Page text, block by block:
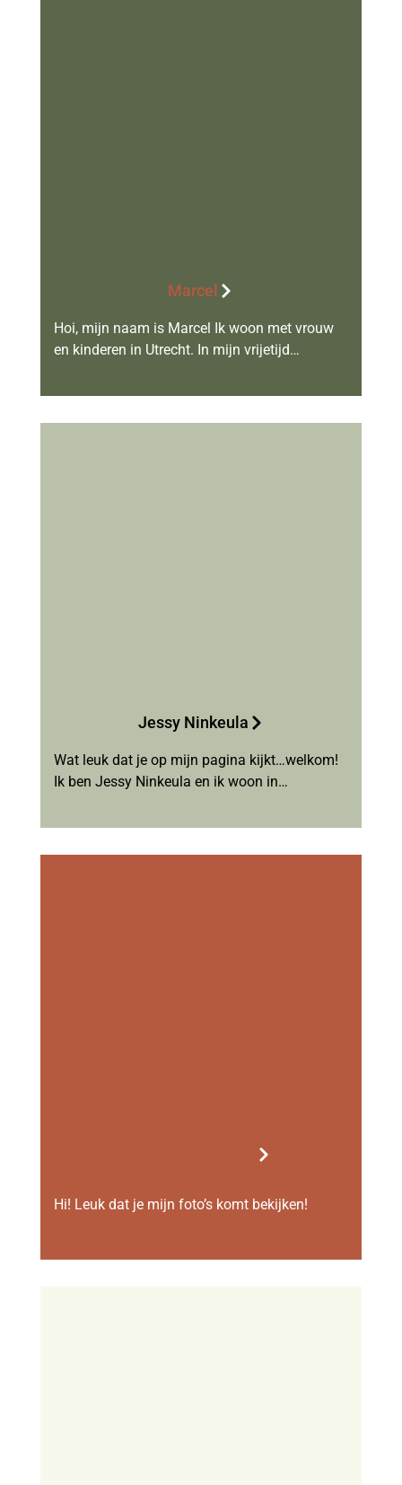
Marcel
Hoi, mijn naam is Marcel Ik woon met vrouw
en kinderen in Utrecht. In mijn vrijetijd…
Jessy Ninkeula
Wat leuk dat je op mijn pagina kijkt…welkom!
Ik ben Jessy Ninkeula en ik woon in…
Hi! Leuk dat je mijn foto’s komt bekijken!